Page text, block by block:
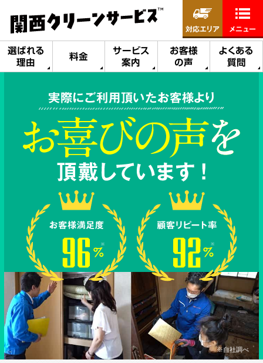
選ばれる
理由
料金
サービス
案内
お客様
の声
よくある
質問
対応エリア メニュー
実際にご利用頂いたお客様より
※自社調べ